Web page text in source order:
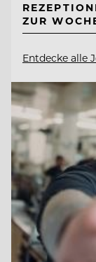
ZUR
Entdecke alle